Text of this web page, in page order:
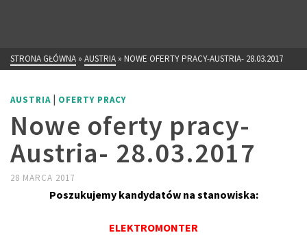
STRONA GŁÓWNA » AUSTRIA » NOWE OFERTY PRACY-AUSTRIA- 28.03.2017
AUSTRIA | OFERTY PRACY
Nowe oferty pracy-
Austria- 28.03.2017
28 MARCA 2017
Poszukujemy kandydatów na stanowiska:
ELEKTROMONTER